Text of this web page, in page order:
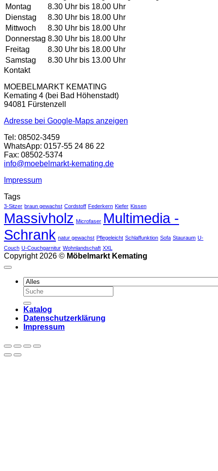
1.926 €990 €.
Montag
8.30 Uhr bis 18.00 Uhr
Dienstag
8.30 Uhr bis 18.00 Uhr
Mittwoch
8.30 Uhr bis 18.00 Uhr
Donnerstag 8.30 Uhr bis 18.00 Uhr
Freitag
8.30 Uhr bis 18.00 Uhr
Samstag
8.30 Uhr bis 13.00 Uhr
Kontakt
MOEBELMARKT KEMATING
Kemating 4 (bei Bad Höhenstadt)
94081 Fürstenzell
Adresse bei Google-Maps anzeigen
Tel: 08502-3459
WhatsApp: 0157-55 24 86 22
Fax: 08502-5374
info@moebelmarkt-kemating.de
Impressum
Tags
3-Sitzer braun gewachst Cordstoff Federkern Kiefer Kissen
Massivholz Microfaser Multimedia -
Schrank natur gewachst Pflegeleicht Schlaffunktion Sofa Stauraum U-
Couch U-Couchgarnitur Wohnlandschaft XXL
Copyright 2026 © Möbelmarkt Kemating
Suchen
nach:
Katalog
Datenschutzerklärung
Impressum